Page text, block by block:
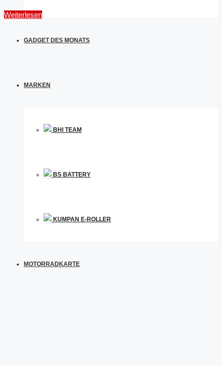
GADGET DES MONATS
MARKEN
BHI TEAM
BS BATTERY
KUMPAN E-ROLLER
MOTORRADKARTE
Weiterlesen